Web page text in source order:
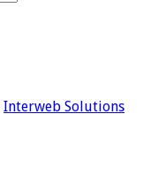
Interweb Solutions